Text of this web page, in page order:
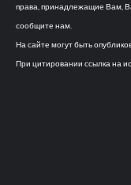
права, принадлежащие Вам,
сообщите нам.
На сайте могут быть
При цитировании ссылка на